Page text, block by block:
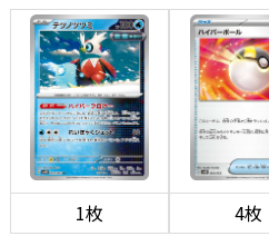
1枚 4枚